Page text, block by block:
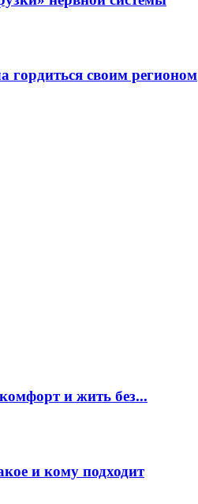
своим регионом
и жить без...
и кому подходит